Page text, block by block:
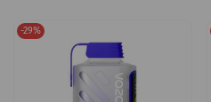
-29%